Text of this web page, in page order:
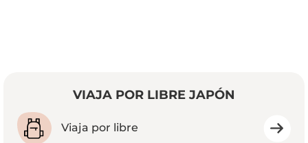
VIAJA POR LIBRE JAPÓN
Viaja por libre